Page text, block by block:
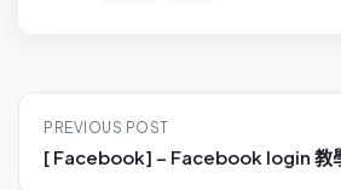
P
PREVIOUS POST
[ Facebook] – Facebook login 教